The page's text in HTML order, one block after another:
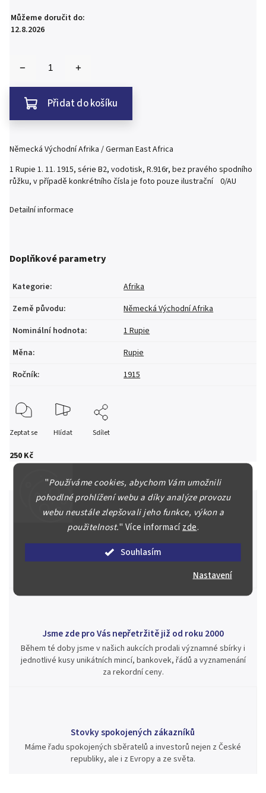
"Používáme cookies, abychom Vám umožnili
pohodlné prohlížení webu a díky analýze provozu
webu neustále zlepšovali jeho funkce, výkon a
použitelnost." Více informacízde.
Souhlasím
Nastavení
250 Kč
Můžeme doručit do:
12.8.2026
Přidat do košíku
Německá Východní Afrika / German East Africa
1 Rupie 1. 11. 1915, série B2, vodotisk, R.916r, bez pravého spodního
růžku, v případě konkrétního čísla je foto pouze ilustrační 0/AU
Detailní informace
Doplňkové parametry
Kategorie:
Afrika
Země původu:
Německá Východní Afrika
Nominální hodnota:
1 Rupie
Měna:
Rupie
Ročník: 1915
Zeptat se Hlídat Sdílet
Špičkové služby za nejlepší ceny
Náš kolektiv specialistů a znalců se Vám bude plně věnovat.
Posoudíme kvalitu a pravost Vašeho materiálu, prodáme v naší
aukci nebo Vám poradíme kam investovat.
Jsme zde pro Vás nepřetržitě již od roku 2000
Během té doby jsme v našich aukcích prodali významné sbírky i
jednotlivé kusy unikátních mincí, bankovek, řádů a vyznamenání
za rekordní ceny.
Stovky spokojených zákazníků
Máme řadu spokojených sběratelů a investorů nejen z České
republiky, ale i z Evropy a ze světa.